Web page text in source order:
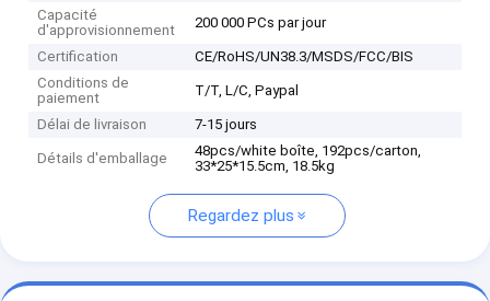
Capacité
d'approvisionnement
200 000 PCs par jour
Certification
CE/RoHS/UN38.3/MSDS/FCC/BIS
Conditions de
paiement
T/T, L/C, Paypal
Délai de livraison 7-15 jours
Détails d'emballage
48pcs/white boîte, 192pcs/carton,
33*25*15.5cm, 18.5kg
Regardez plus